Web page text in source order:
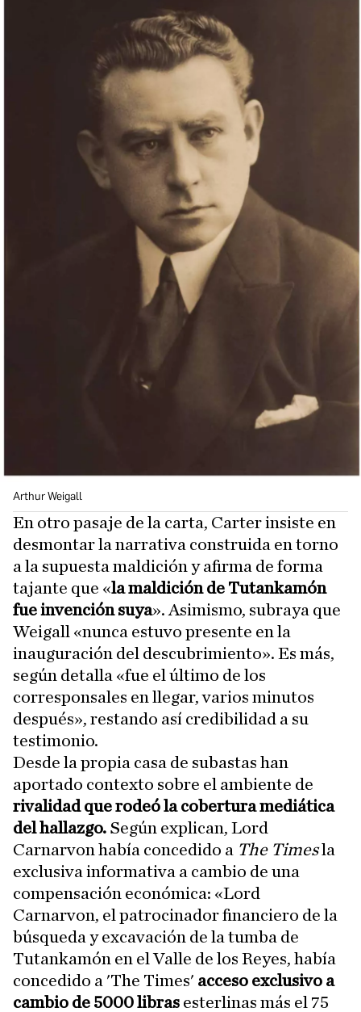
Arthur Weigall
En otro pasaje de la carta, Carter insiste en
desmontar la narrativa construida en torno
a la supuesta maldición y afirma de forma
tajante que «la maldición de Tutankamón
fue invención suya». Asimismo, subraya que
Weigall «nunca estuvo presente en la
inauguración del descubrimiento». Es más,
según detalla «fue el último de los
corresponsales en llegar, varios minutos
después», restando así credibilidad a su
testimonio.
Desde la propia casa de subastas han
aportado contexto sobre el ambiente de
rivalidad que rodeó la cobertura mediática
del hallazgo. Según explican, Lord
Carnarvon había concedido a The Timesla
exclusiva informativa a cambio de una
compensación económica: «Lord
Carnarvon, el patrocinador financiero de la
búsqueda y excavación de la tumba de
Tutankamón en el Valle de los Reyes, había
concedido a 'The Times' acceso exclusivo a
cambio de 5000 libras esterlinas más el 75